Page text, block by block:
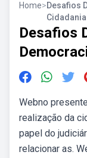
Home>Desafios
Desafios
Webno
realização da
papel do
relacionar as.